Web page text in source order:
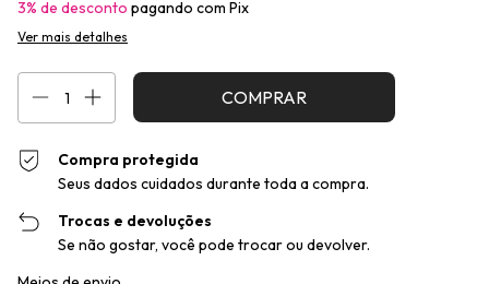
3% de desconto pagando com Pix
Ver mais detalhes
Compra protegida
Seus dados cuidados durante toda a compra.
Trocas e devoluções
Se não gostar, você pode trocar ou devolver.
Entregas para o CEP: